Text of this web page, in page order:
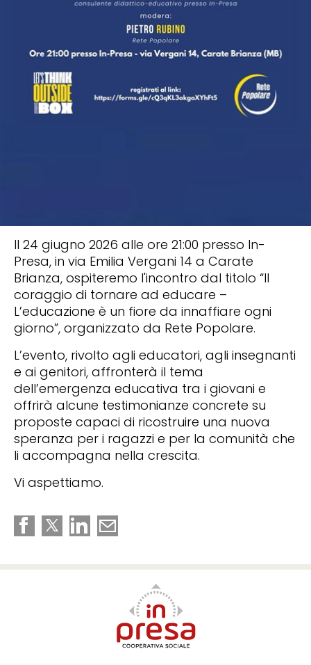
Il 24 giugno 2026 alle ore 21:00 presso In-
Presa, in via Emilia Vergani 14 a Carate
Brianza, ospiteremo l'incontro dal titolo “Il
coraggio di tornare ad educare –
L’educazione è un fiore da innaffiare ogni
giorno”, organizzato da Rete Popolare.
L’evento, rivolto agli educatori, agli insegnanti
e ai genitori, affronterà il tema
dell’emergenza educativa tra i giovani e
offrirà alcune testimonianze concrete su
proposte capaci di ricostruire una nuova
speranza per i ragazzi e per la comunità che
li accompagna nella crescita.
Vi aspettiamo.